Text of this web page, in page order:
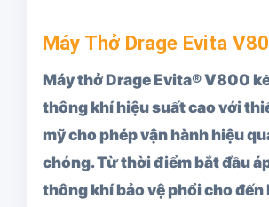
Máy Thở Drage Evita
Máy thở Drage Evita® V800
thông khí hiệu suất cao với
mỹ cho phép vận hành hiệu
chóng. Từ thời điểm bắt đầu
thông khí bảo vệ phổi cho